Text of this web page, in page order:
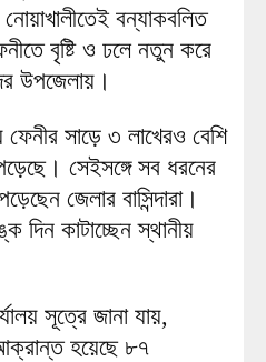
বন্যাকবলিত
বৃষ্টি ও ঢলে নতুন করে
উপজেলায়।
সাড়ে ৩ লাখেরও বেশি
সেইসঙ্গে সব ধরনের
জেলার বাসিন্দারা।
কাটাচ্ছেন স্থানীয়
সূত্রে জানা যায়,
হয়েছে ৮৭